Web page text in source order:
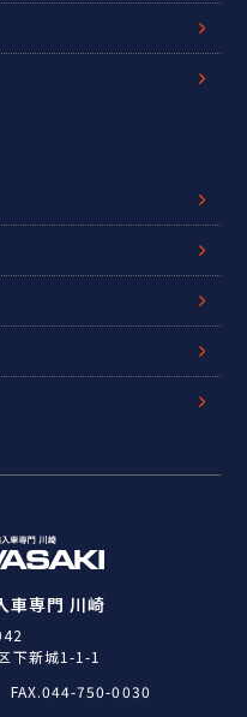
車専門 川崎
下新城1-1-1
FAX.044-750-0030